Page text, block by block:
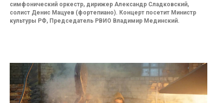
симфонический оркестр, дирижер Александр Сладковский,
солист Денис Мацуев (фортепиано). Концерт посетит Министр
культуры РФ, Председатель РВИО Владимир Мединский.